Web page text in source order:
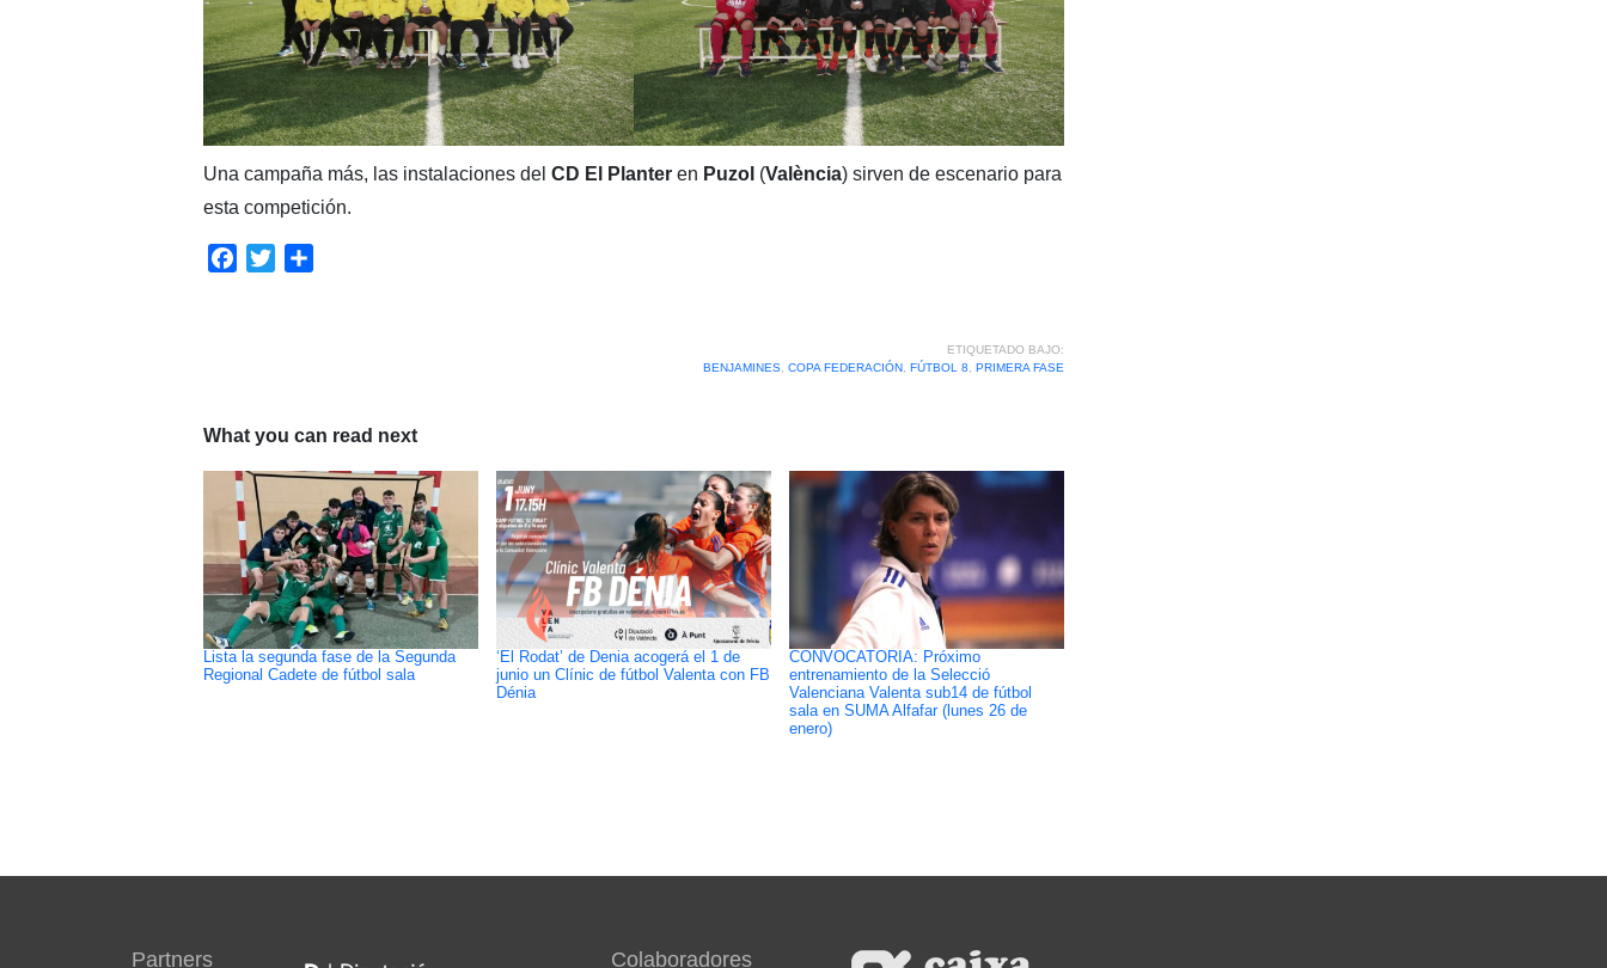
Una campaña más, las instalaciones del CD El Planteren Puzol (València) sirven de escenario para
esta competición.
Facebook
Twitter
ETIQUETADO BAJO:
BENJAMINES, COPA FEDERACIÓN, FÚTBOL 8 PRIMERA FASE
What you can read next
Lista la segunda fase de la Segunda
Regional Cadete de fútbol sala
‘El Rodat’ de Denia acogerá el 1 de
junio un Clínic de fútbol Valenta con FB
Dénia
CONVOCATORIA: Próximo
entrenamiento de la Selecció
Valenciana Valenta sub14 de fútbol
sala en SUMA Alfafar (lunes 26 de
enero)
Partners Colaboradores